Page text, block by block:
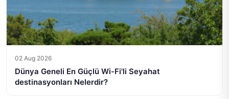
02 Aug 2026
Dünya Geneli En Güçlü Wi-Fi'li Seyahat
destinasyonları Nelerdir?